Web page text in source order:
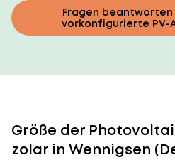
Fragen
vorkonfigurierte PV-
Größe der
zolar in Wennigsen